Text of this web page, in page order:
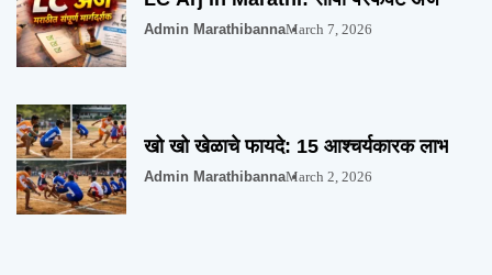
Admin MarathibannaMarch 7, 2026
खो खो खेळाचे फायदे: 15 आश्चर्यकारक लाभ
Admin MarathibannaMarch 2, 2026